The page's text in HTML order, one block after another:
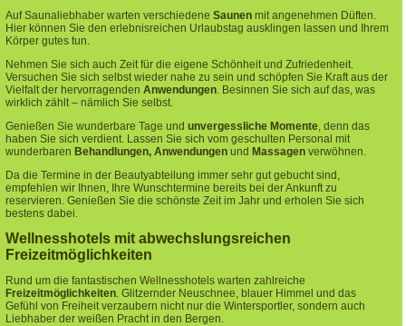
Auf Saunaliebhaber warten verschiedene Saunen mit angenehmen Düften.
Hier können Sie den erlebnisreichen Urlaubstag ausklingen lassen und Ihrem
Körper gutes tun.
Nehmen Sie sich auch Zeit für die eigene Schönheit und Zufriedenheit.
Versuchen Sie sich selbst wieder nahe zu sein und schöpfen Sie Kraft aus der
Vielfalt der hervorragenden Anwendungen . Besinnen Sie sich auf das, was
wirklich zählt – nämlich Sie selbst.
Genießen Sie wunderbare Tage und unvergessliche Momente , denn das
haben Sie sich verdient. Lassen Sie sich vom geschulten Personal mit
wunderbaren Behandlungen, Anwendungen und Massagen verwöhnen.
Da die Termine in der Beautyabteilung immer sehr gut gebucht sind,
empfehlen wir Ihnen, Ihre Wunschtermine bereits bei der Ankunft zu
reservieren. Genießen Sie die schönste Zeit im Jahr und erholen Sie sich
bestens dabei.
Wellnesshotels mit abwechslungsreichen
Freizeitmöglichkeiten
Rund um die fantastischen Wellnesshotels warten zahlreiche
Freizeitmöglichkeiten Glitzernder Neuschnee, blauer Himmel und das
Gefühl von Freiheit verzaubern nicht nur die Wintersportler, sondern auch
Liebhaber der weißen Pracht in den Bergen.